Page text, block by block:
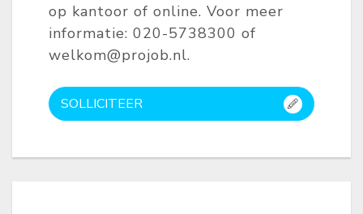
op kantoor of online. Voor meer
informatie: 020-5738300 of
welkom@projob.nl.
SOLLICITEER